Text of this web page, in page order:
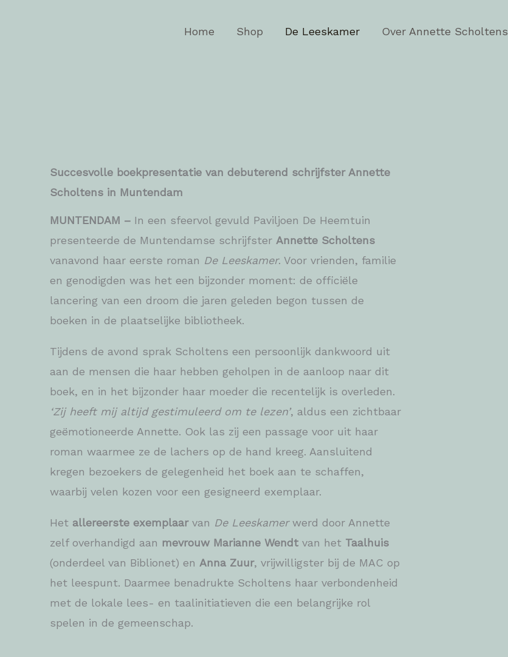
Home Shop De Leeskamer Over Annette Scholtens
Succesvolle boekpresentatie van debuterend schrijfster Annette
Scholtens in Muntendam
MUNTENDAM – In een sfeervol gevuld Paviljoen De Heemtuin
presenteerde de Muntendamse schrijfster Annette Scholtens
vanavond haar eerste roman De Leeskamer. Voor vrienden, familie
en genodigden was het een bijzonder moment: de officiële
lancering van een droom die jaren geleden begon tussen de
boeken in de plaatselijke bibliotheek.
Tijdens de avond sprak Scholtens een persoonlijk dankwoord uit
aan de mensen die haar hebben geholpen in de aanloop naar dit
boek, en in het bijzonder haar moeder die recentelijk is overleden.
‘Zij heeft mij altijd gestimuleerd om te lezen’, aldus een zichtbaar
geëmotioneerde Annette. Ook las zij een passage voor uit haar
roman waarmee ze de lachers op de hand kreeg. Aansluitend
kregen bezoekers de gelegenheid het boek aan te schaffen,
waarbij velen kozen voor een gesigneerd exemplaar.
Het allereerste exemplaarvan De Leeskamerwerd door Annette
zelf overhandigd aan mevrouw Marianne Wendt van het Taalhuis
(onderdeel van Biblionet) en Anna Zuur, vrijwilligster bij de MAC op
het leespunt. Daarmee benadrukte Scholtens haar verbondenheid
met de lokale lees- en taalinitiatieven die een belangrijke rol
spelen in de gemeenschap.